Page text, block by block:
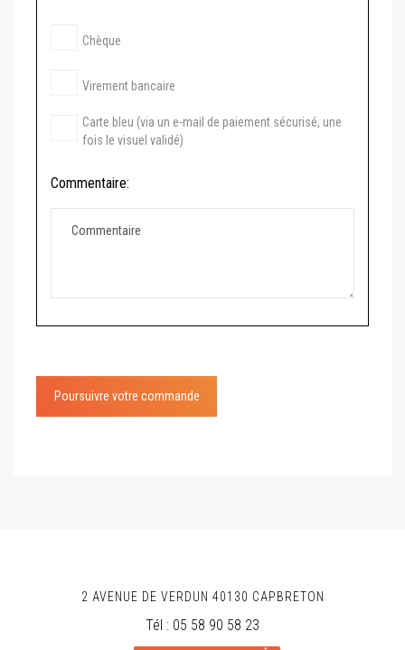
Chèque
Virement bancaire
Carte bleu (via un e-mail de paiement sécurisé, une
fois le visuel validé)
Commentaire:
Poursuivre votre commande
2 AVENUE DE VERDUN 40130 CAPBRETON
Tél : 05 58 90 58 23